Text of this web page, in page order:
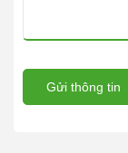
Gửi thông tin